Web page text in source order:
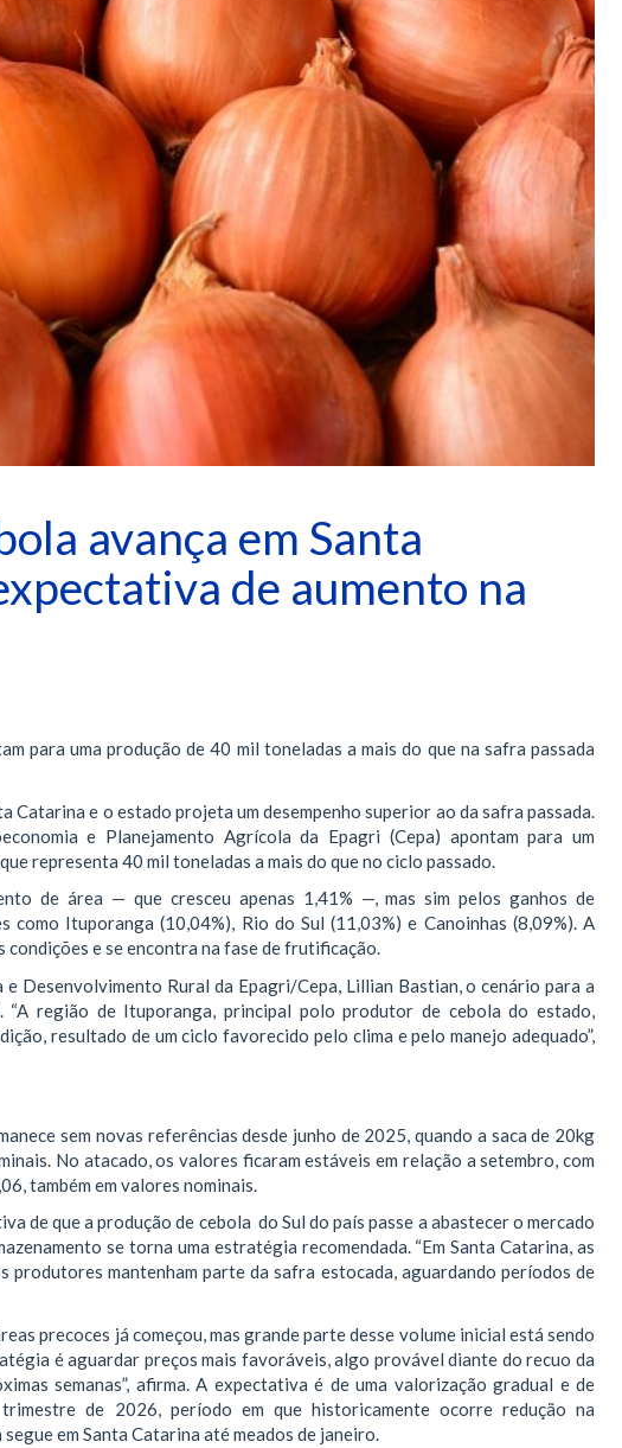
avança em Santa
de aumento na
para uma produção de 40 mil toneladas a mais do que na safra passada
Catarina e o estado projeta um desempenho superior ao da safra passada.
e Planejamento Agrícola da Epagri (Cepa) apontam para um
representa 40 mil toneladas a mais do que no ciclo passado.
de área — que cresceu apenas 1,41% —, mas sim pelos ganhos de
como Ituporanga (10,04%), Rio do Sul (11,03%) e Canoinhas (8,09%). A
condições e se encontra na fase de frutificação.
e Desenvolvimento Rural da Epagri/Cepa, Lillian Bastian, o cenário para a
região de Ituporanga, principal polo produtor de cebola do estado,
resultado de um ciclo favorecido pelo clima e pelo manejo adequado”,
sem novas referências desde junho de 2025, quando a saca de 20kg
No atacado, os valores ficaram estáveis em relação a setembro, com
também em valores nominais.
de que a produção de cebola do Sul do país passe a abastecer o mercado
se torna uma estratégia recomendada. “Em Santa Catarina, as
produtores mantenham parte da safra estocada, aguardando períodos de
precoces já começou, mas grande parte desse volume inicial está sendo
é aguardar preços mais favoráveis, algo provável diante do recuo da
semanas”, afirma. A expectativa é de uma valorização gradual e de
de 2026, período em que historicamente ocorre redução na
em Santa Catarina até meados de janeiro.